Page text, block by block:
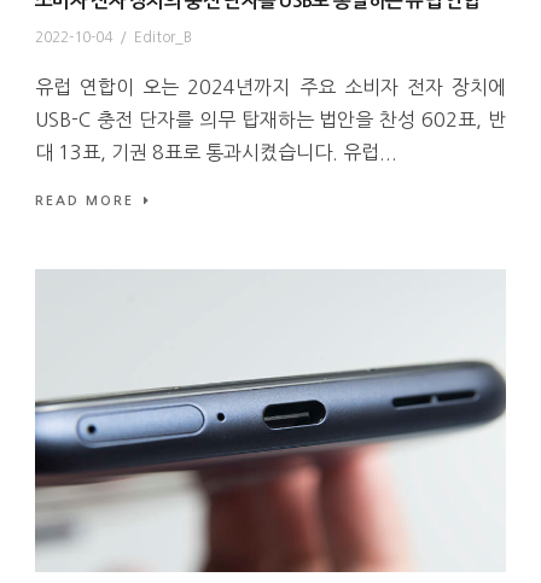
2022-10-04 / Editor_B
유럽 연합이 오는 2024년까지 주요 소비자 전자 장치에
USB-C 충전 단자를 의무 탑재하는 법안을 찬성 602표, 반
대 13표, 기권 8표로 통과시켰습니다. 유럽...
READ MORE